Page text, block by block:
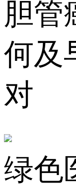
胆管
何及
对
绿色